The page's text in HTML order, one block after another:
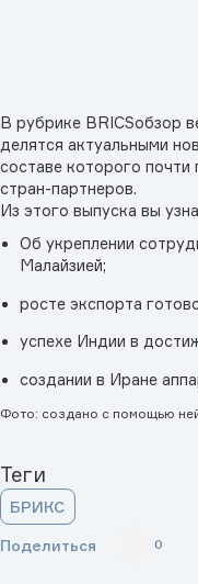
В рубрике BRICSобзор
делятся актуальными
составе которого почти
стран-партнеров.
Из этого выпуска вы
Об укреплении
Малайзией;
росте экспорта
успехе Индии в
создании в Иране
Фото: создано с помощью
Теги
БРИКС
Поделиться 0